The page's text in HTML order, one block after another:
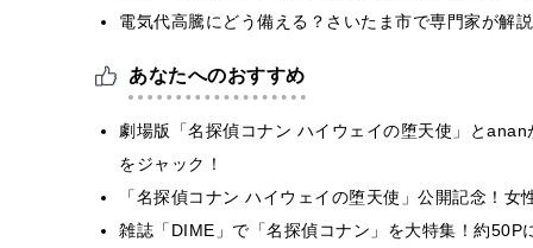
電気代高騰にどう備える？さいたま市で専門家が解
あなたへのおすすめ
劇場版「名探偵コナン ハイウェイの堕天使」と
をジャック！
「名探偵コナン ハイウェイの堕天使」公開記念！
雑誌「DIME」で「名探偵コナン」を大特集！約